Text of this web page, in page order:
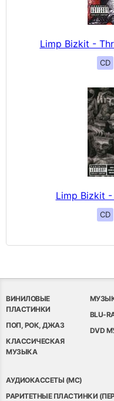
Limp Bizkit -
CD
Limp Bizkit -
CD
ВИНИЛОВЫЕ
ПЛАСТИНКИ
ПОП, РОК, ДЖАЗ
КЛАССИЧЕСКАЯ
МУЗЫКА
BLU-
DVD
АУДИОКАССЕТЫ (MC)
РАРИТЕТНЫЕ ПЛАСТИНКИ